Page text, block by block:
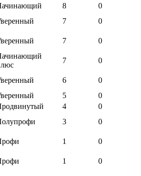
8
0
7 0
7 0
7 0
6
0
5
0
4
0
3 0
1 0
1 0